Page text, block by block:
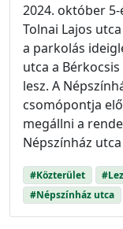
2024. október
Tolnai Lajos
a parkolás
utca a
lesz. A
csomópontja
megállni a
Népszínház
#Közterület
#Népszínház utca